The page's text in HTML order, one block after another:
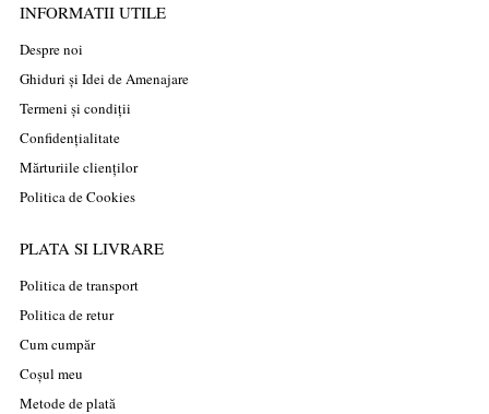
INFORMATII UTILE
Despre noi
Ghiduri și Idei de Amenajare
Termeni și condiții
Confidențialitate
Mărturiile clienților
Politica de Cookies
PLATA SI LIVRARE
Politica de transport
Politica de retur
Cum cumpăr
Coșul meu
Metode de plată